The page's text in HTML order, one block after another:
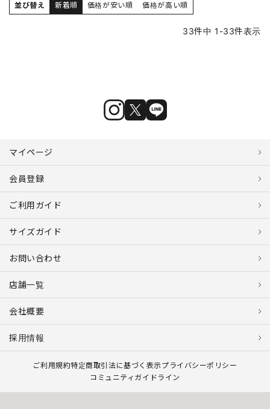
並び替え 新着順 価格が安い順 価格が高い順
33件中 1 -33件表示
マイページ
会員登録
ご利用ガイド
サイズガイド
お問い合わせ
店舗一覧
会社概要
採用情報
ご利用規約特定商取引法に基づく表示プライバシーポリシー
コミュニティガイドライン